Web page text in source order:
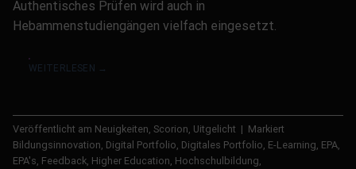
Authentisches Prüfen wird auch in
Hebammenstudiengängen vielfach eingesetzt.
WEITERLESEN →
Veröffentlicht am Neuigkeiten Scorion Uitgelicht | Markiert
Bildungsinnovation Digital Portfolio Digitales Portfolio E-Learning EPA
EPA's Feedback Higher Education Hochschulbildung